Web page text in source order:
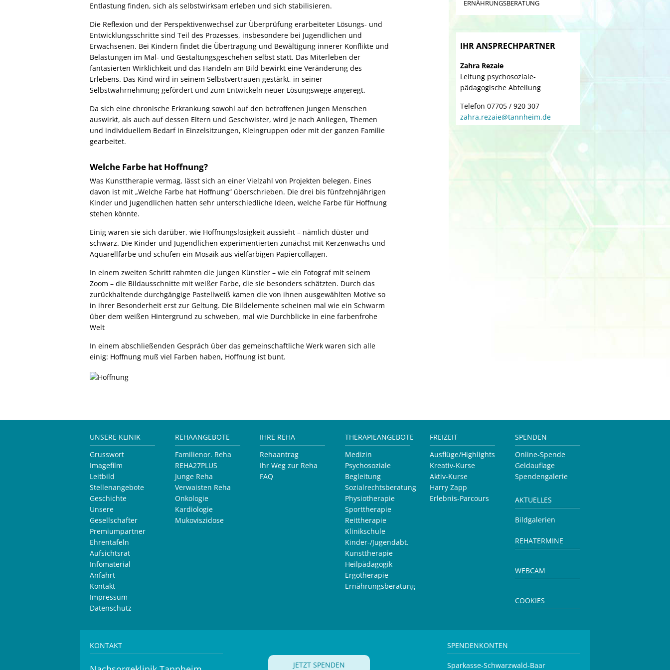
KONTAKT
IMPRESSUM
DATENSCHUTZ
WEBCAM
und seine Familie.
interdisziplinären Team.
ERNÄHRUNGSBERATUNG
Behandlungen und Übungen.
Auseinandersetzung mit
aktuellen Bedürfnissen und
Entlastung finden, sich als selbstwirksam erleben und sich stabilisieren.
Die Reflexion und der Perspektivenwechsel zur Überprüfung erarbeiteter Lösungs- und
Entwicklungsschritte sind Teil des Prozesses, insbesondere bei Jugendlichen und
Erwachsenen. Bei Kindern findet die Übertragung und Bewältigung innerer Konflikte und
Belastungen im Mal- und Gestaltungsgeschehen selbst statt. Das Miterleben der
fantasierten Wirklichkeit und das Handeln am Bild bewirkt eine Veränderung des
Erlebens. Das Kind wird in seinem Selbstvertrauen gestärkt, in seiner
Selbstwahrnehmung gefördert und zum Entwickeln neuer Lösungswege angeregt.
Da sich eine chronische Erkrankung sowohl auf den betroffenen jungen Menschen
auswirkt, als auch auf dessen Eltern und Geschwister, wird je nach Anliegen, Themen
und individuellem Bedarf in Einzelsitzungen, Kleingruppen oder mit der ganzen Familie
gearbeitet.
Welche Farbe hat Hoffnung?
Was Kunsttherapie vermag, lässt sich an einer Vielzahl von Projekten belegen. Eines
davon ist mit „Welche Farbe hat Hoffnung“ überschrieben. Die drei bis fünfzehnjährigen
Kinder und Jugendlichen hatten sehr unterschiedliche Ideen, welche Farbe für Hoffnung
stehen könnte.
Einig waren sie sich darüber, wie Hoffnungslosigkeit aussieht – nämlich düster und
schwarz. Die Kinder und Jugendlichen experimentierten zunächst mit Kerzenwachs und
Aquarellfarbe und schufen ein Mosaik aus vielfarbigen Papiercollagen.
In einem zweiten Schritt rahmten die jungen Künstler – wie ein Fotograf mit seinem
Zoom – die Bildausschnitte mit weißer Farbe, die sie besonders schätzten. Durch das
zurückhaltende durchgängige Pastellweiß kamen die von ihnen ausgewählten Motive so
in ihrer Besonderheit erst zur Geltung. Die Bildelemente scheinen mal wie ein Schwarm
über dem weißen Hintergrund zu schweben, mal wie Durchblicke in eine farbenfrohe
Welt
In einem abschließenden Gespräch über das gemeinschaftliche Werk waren sich alle
einig: Hoffnung muß viel Farben haben, Hoffnung ist bunt.
ERNÄHRUNGSBERATUNG
IHR ANSPRECHPARTNER
Zahra Rezaie
Leitung psychosoziale-
pädagogische Abteilung
Telefon 07705 / 920 307
zahra.rezaie@tannheim.de
UNSERE KLINIK
Grusswort
Imagefilm
Leitbild
Stellenangebote
Geschichte
Unsere
Gesellschafter
Premiumpartner
Ehrentafeln
Aufsichtsrat
Infomaterial
Anfahrt
Kontakt
Impressum
Datenschutz
REHAANGEBOTE
Familienor. Reha
REHA27PLUS
Junge Reha
Verwaisten Reha
Onkologie
Kardiologie
Mukoviszidose
IHRE REHA
Rehaantrag
Ihr Weg zur Reha
FAQ
THERAPIEANGEBOTE
Medizin
Psychosoziale
Begleitung
Sozialrechtsberatung
Physiotherapie
Sporttherapie
Reittherapie
Klinikschule
Kinder-/Jugendabt.
Kunsttherapie
Heilpädagogik
Ergotherapie
Ernährungsberatung
FREIZEIT
Ausflüge/Highlights
Kreativ-Kurse
Aktiv-Kurse
Harry Zapp
Erlebnis-Parcours
SPENDEN
Online-Spende
Geldauflage
Spendengalerie
AKTUELLES
Bildgalerien
REHATERMINE
WEBCAM
COOKIES
KONTAKT
JETZT SPENDEN
SPENDENKONTEN
Sparkasse-Schwarzwald-Baar